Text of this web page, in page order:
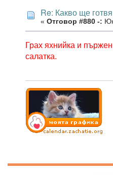
Re: Какво ще
« Отговор #880 -:
Грах яхнийка и
салатка.